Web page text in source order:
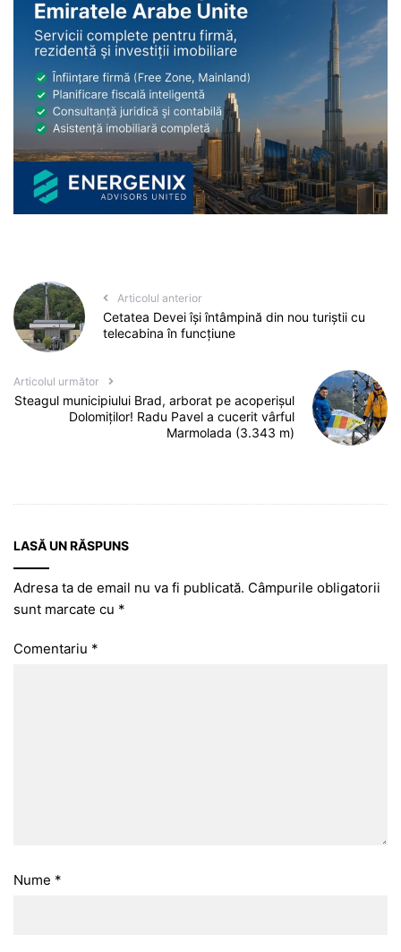
Articolul anterior
Cetatea Devei își întâmpină din nou turiștii cu
telecabina în funcțiune
Articolul următor
Steagul municipiului Brad, arborat pe acoperișul
Dolomiților! Radu Pavel a cucerit vârful
Marmolada (3.343 m)
LASĂ UN RĂSPUNS
Adresa ta de email nu va fi publicată. Câmpurile obligatorii
sunt marcate cu *
Comentariu *
Nume *